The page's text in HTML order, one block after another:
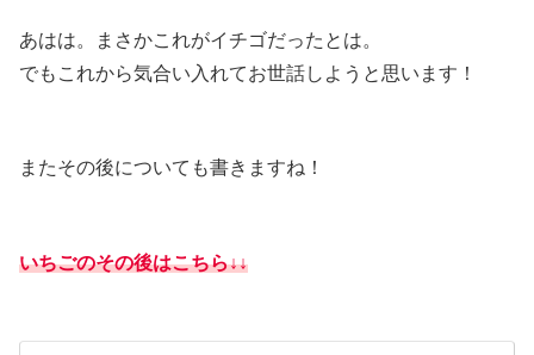
あはは。まさかこれがイチゴだったとは。
でもこれから気合い入れてお世話しようと思います！
またその後についても書きますね！
いちごのその後はこちら↓↓